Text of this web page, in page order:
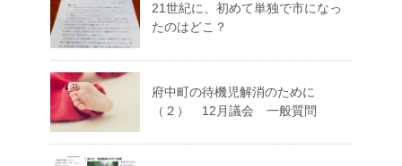
21世紀に、初めて単独で市になっ
たのはどこ？
府中町の待機児解消のために
（２） 12月議会 一般質問